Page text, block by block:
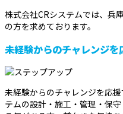
株式会社CRシステムでは、兵
の方を求めております。
未経験からのチャレンジを
未経験からのチャレンジを応
テムの設計・施工・管理・保